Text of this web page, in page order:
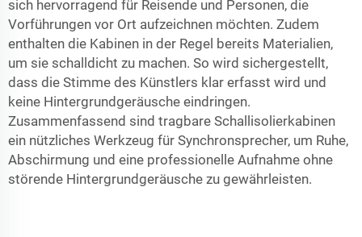
sich hervorragend für Reisende und Personen, die
Vorführungen vor Ort aufzeichnen möchten. Zudem
enthalten die Kabinen in der Regel bereits Materialien,
um sie schalldicht zu machen. So wird sichergestellt,
dass die Stimme des Künstlers klar erfasst wird und
keine Hintergrundgeräusche eindringen.
Zusammenfassend sind tragbare Schallisolierkabinen
ein nützliches Werkzeug für Synchronsprecher, um Ruhe,
Abschirmung und eine professionelle Aufnahme ohne
störende Hintergrundgeräusche zu gewährleisten.